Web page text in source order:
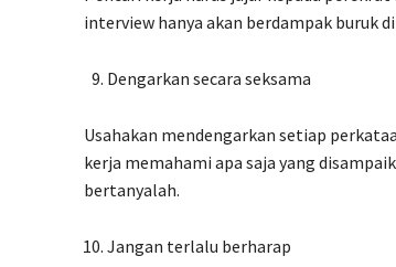
interview hanya akan berdampak buruk
Dengarkan secara seksama
Usahakan mendengarkan setiap
kerja memahami apa saja yang
bertanyalah.
Jangan terlalu berharap